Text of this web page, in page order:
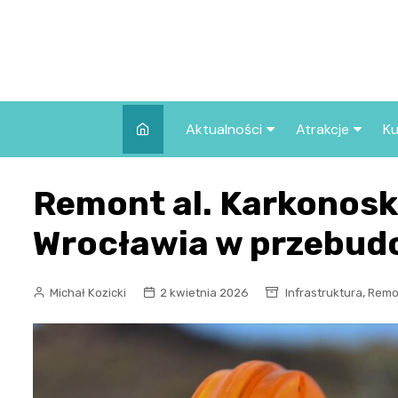
Aktualności
Wszystkie wpisy
Atrakcje
we Wrocławiu
Co warto
Wrocławiu?
Remont al.
Wrocławia w
Michał Kozicki 2 kwietnia 2026 Infrastruktura,